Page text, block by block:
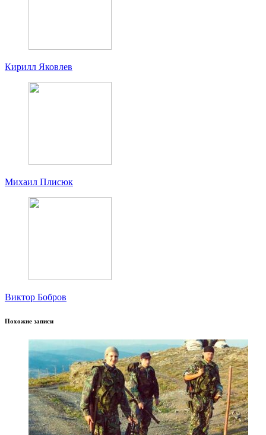
Кирилл Яковлев
Михаил Плисюк
Виктор Бобров
Похожие записи